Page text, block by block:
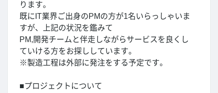
ります。
既にIT業界ご出身のPMの方が1名いらっしゃいま
すが、上記の状況を鑑みて
PM,開発チームと伴走しながらサービスを良くし
ていける方をお探ししています。
※製造工程は外部に発注をする予定です。
■プロジェクトについて